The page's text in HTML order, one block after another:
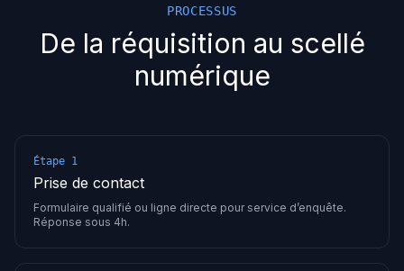
PROCESSUS
De la réquisition au scellé
numérique
Étape 1
Prise de contact
Formulaire qualifié ou ligne directe pour service d’enquête.
Réponse sous 4h.